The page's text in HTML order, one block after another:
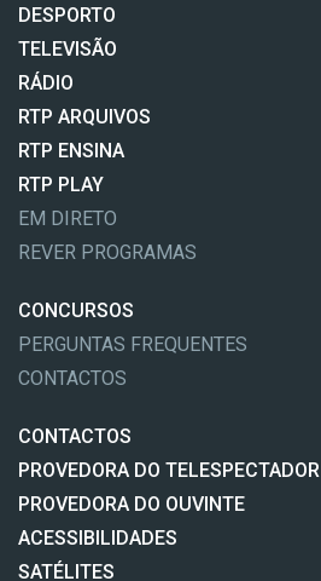
DESPORTO
TELEVISÃO
RÁDIO
RTP ARQUIVOS
RTP ENSINA
RTP PLAY
EM DIRETO
REVER PROGRAMAS
CONCURSOS
PERGUNTAS FREQUENTES
CONTACTOS
CONTACTOS
PROVEDORA DO TELESPECTADOR
PROVEDORA DO OUVINTE
ACESSIBILIDADES
SATÉLITES